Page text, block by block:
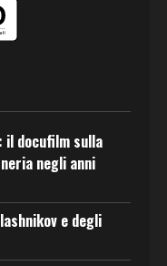
il docufilm sulla
negli anni
e degli